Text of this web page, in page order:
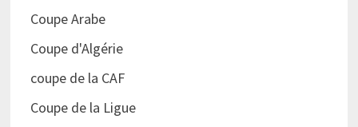
Coupe Arabe
Coupe d'Algérie
coupe de la CAF
Coupe de la Ligue